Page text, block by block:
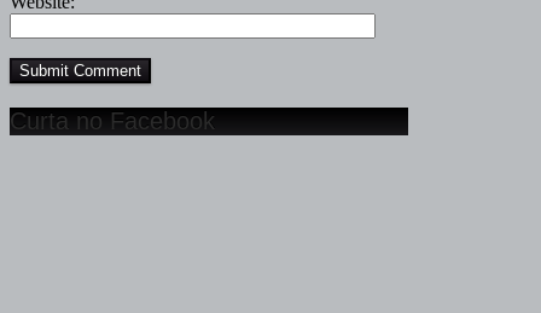
Curta no Facebook